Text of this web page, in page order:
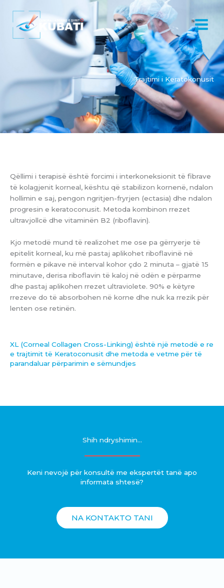
content
Trajtimi i Keratokonusit
XL (Corneal Collagen Cross-Linking) është një metodë e re
e trajtimit të Keratoconusit dhe metoda e vetme për të
parandaluar përparimin e sëmundjes
Qëllimi i terapisë është forcimi i interkoneksionit të fibrave
të kolagjenit korneal, kështu që stabilizon kornenë, ndalon
hollimin e saj, pengon ngritjen-fryrjen (ectasia) dhe ndalon
progresin e keratoconusit. Metoda kombinon rrezet
ultravjollcë dhe vitaminën B2 (riboflavin).
Kjo metodë mund të realizohet me ose pa gërryerje të
epitelit korneal, ku më pastaj aplikohet riboflavinë në
formën e pikave në interval kohor çdo 2 minuta – gjatë 15
minutave, derisa riboflavin të kaloj në odën e përparme
dhe pastaj aplikohen rrezet ultraviolete. 90% e këtyre
rrezeve do të absorbohen në korne dhe nuk ka rrezik për
lenten ose retinën.
Shih ndryshimin...
Keni nevojë për konsultë me ekspertët tanë apo
informata shtesë?
NA KONTAKTO TANI